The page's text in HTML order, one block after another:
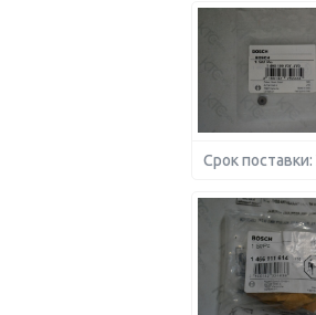
Срок